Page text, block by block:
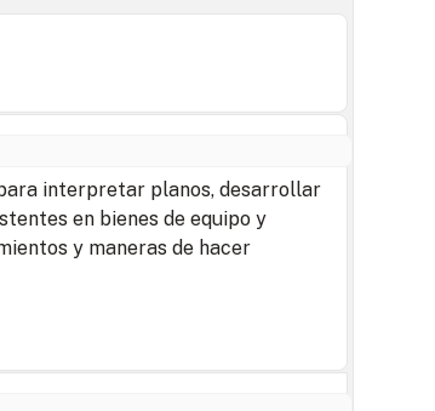
interpretar planos, desarrollar
en bienes de equipo y
y maneras de hacer